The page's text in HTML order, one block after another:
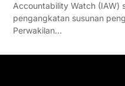
Accountability Watch (IAW)
pengangkatan susunan
Perwakilan…